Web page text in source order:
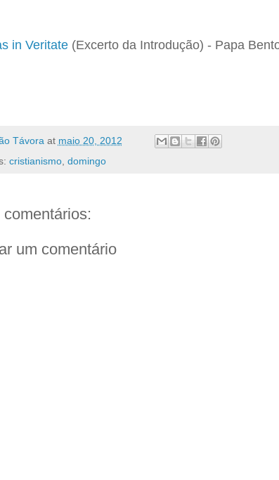
in Veritate(Excerto da Introdução) - Papa
Távora at maio 20, 2012
cristianismo, domingo
comentários:
um comentário